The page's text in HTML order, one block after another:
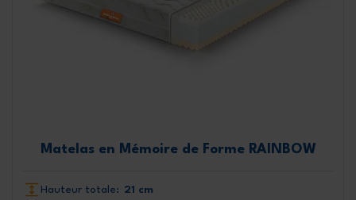
Matelas en Mémoire de Forme RAINBOW
Hauteur totale: 21 cm